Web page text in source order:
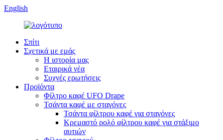
English
Σπίτι
Σχετικά με εμάς
Η ιστορία μας
Εταιρικά νέα
Συχνές ερωτήσεις
Προϊόντα
Φίλτρο καφέ UFO Drape
Τσάντα καφέ με σταγόνες
Τσάντα φίλτρου καφέ για σταγόνες
Κρεμαστό ρολό φίλτρου καφέ για στάξιμο
αυτιών